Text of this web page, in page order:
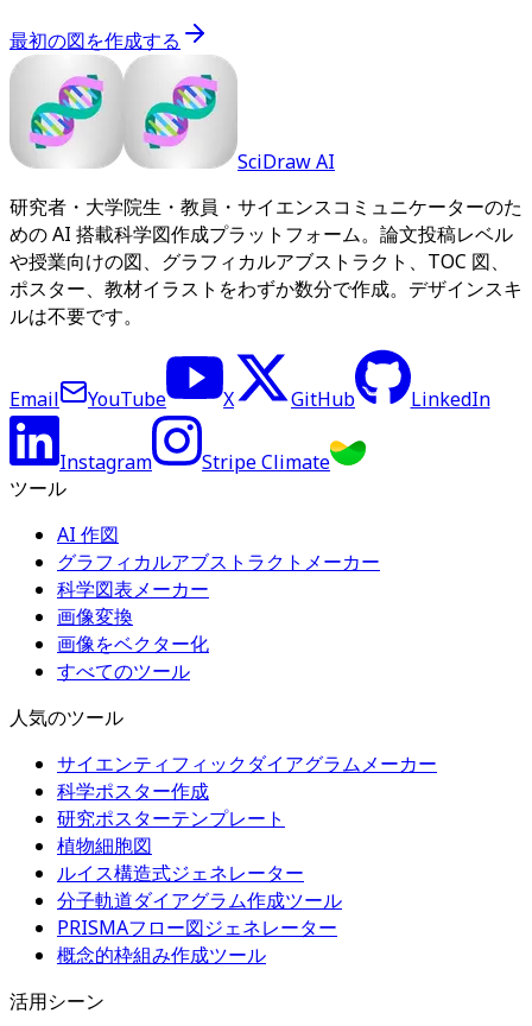
最初の図を作成する
SciDraw AI
研究者・大学院生・教員・サイエンスコミュニケーターのた
めの AI 搭載科学図作成プラットフォーム。論文投稿レベル
や授業向けの図、グラフィカルアブストラクト、TOC 図、
ポスター、教材イラストをわずか数分で作成。デザインスキ
ルは不要です。
Email YouTube X GitHub LinkedIn
Instagram
Stripe Climate
ツール
AI 作図
グラフィカルアブストラクトメーカー
科学図表メーカー
画像変換
画像をベクター化
すべてのツール
人気のツール
サイエンティフィックダイアグラムメーカー
科学ポスター作成
研究ポスターテンプレート
植物細胞図
ルイス構造式ジェネレーター
分子軌道ダイアグラム作成ツール
PRISMAフロー図ジェネレーター
概念的枠組み作成ツール
活用シーン